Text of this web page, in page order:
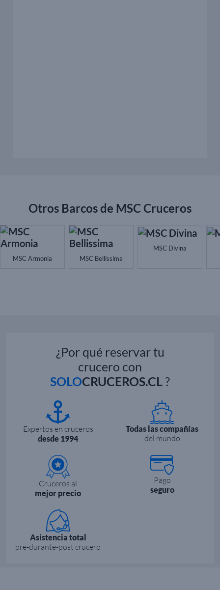
Otros Barcos de MSC Cruceros
MSC Armonia MSC Bellissima
MSC Divina
¿Por qué reservar tu
crucero con
SOLOCRUCEROS.CL?
Expertos en cruceros
desde 1994
Todas las compañías
del mundo
Cruceros al
mejor precio
Pago
seguro
Asistencia total
pre-durante-post crucero